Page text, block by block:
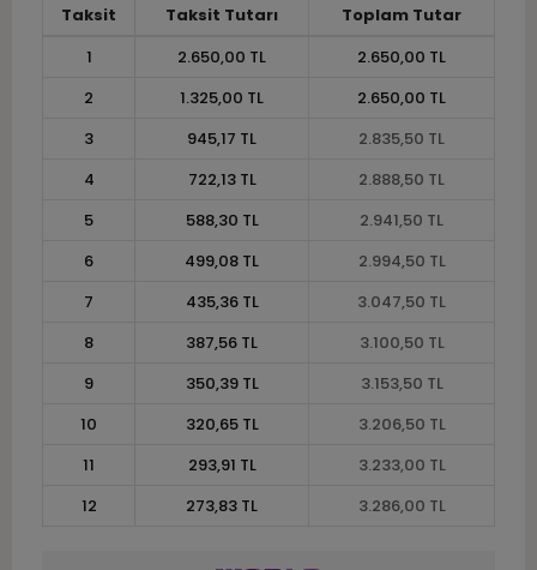
Taksit Taksit Tutarı
Toplam Tutar
1
2.650,00 TL
2.650,00 TL
2
1.325,00 TL
2.650,00 TL
3
945,17 TL
2.835,50 TL
4
722,13 TL
2.888,50 TL
5
588,30 TL
2.941,50 TL
6
499,08 TL
2.994,50 TL
7
435,36 TL
3.047,50 TL
8
387,56 TL
3.100,50 TL
9
350,39 TL
3.153,50 TL
10
320,65 TL
3.206,50 TL
11
293,91 TL
3.233,00 TL
12
273,83 TL 3.286,00 TL